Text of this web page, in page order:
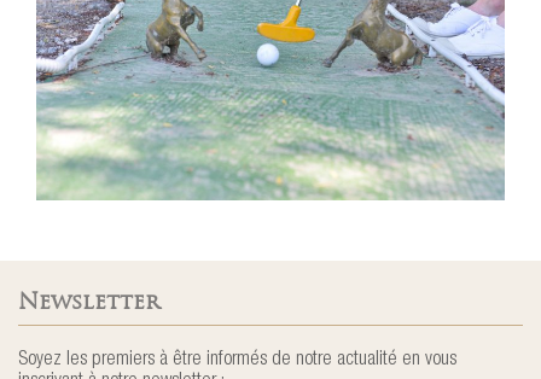
Newsletter
Soyez les premiers à être informés de notre actualité en vous